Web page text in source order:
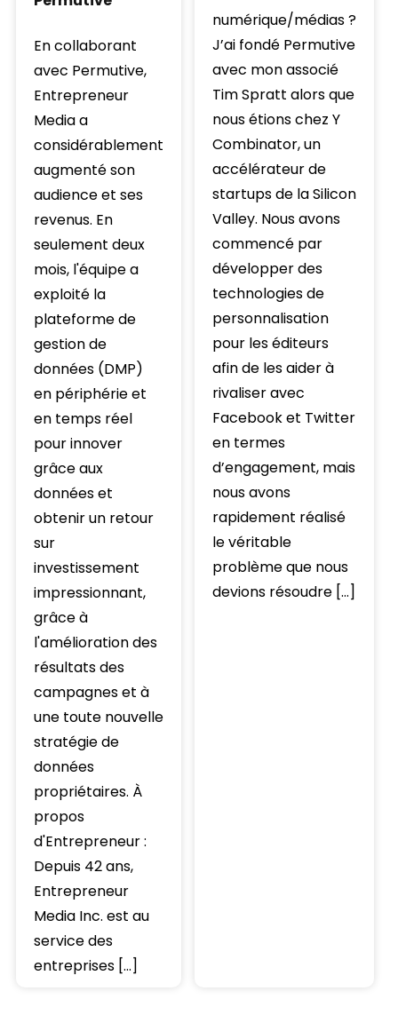
En collaborant
avec Permutive,
Entrepreneur
Media a
considérablement
augmenté son
audience et ses
revenus. En
seulement deux
mois, l'équipe a
exploité la
plateforme de
gestion de
données (DMP)
en périphérie et
en temps réel
pour innover
grâce aux
données et
obtenir un retour
sur
investissement
impressionnant,
grâce à
l'amélioration des
résultats des
campagnes et à
une toute nouvelle
stratégie de
données
propriétaires. À
propos
d'Entrepreneur :
Depuis 42 ans,
Entrepreneur
Media Inc. est au
service des
entreprises […]
numérique/médias ?
J’ai fondé Permutive
avec mon associé
Tim Spratt alors que
nous étions chez Y
Combinator, un
accélérateur de
startups de la Silicon
Valley. Nous avons
commencé par
développer des
technologies de
personnalisation
pour les éditeurs
afin de les aider à
rivaliser avec
Facebook et Twitter
en termes
d’engagement, mais
nous avons
rapidement réalisé
le véritable
problème que nous
devions résoudre […]